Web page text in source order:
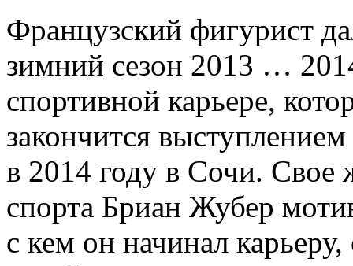
Французский фигурист
зимний сезон 2013 …
спортивной карьере,
закончится
в 2014 году в Сочи. Свое
спорта Бриан Жубер
с кем он начинал